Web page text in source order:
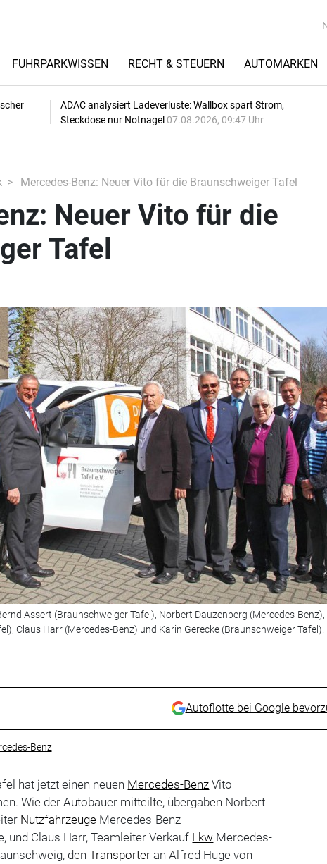
FUHRPARKWISSEN RECHT & STEUERN AUTOMARKEN
ADAC analysiert Ladeverluste: Wallbox spart Strom,
Steckdose nur Notnagel 07.08.2026, 09:47 Uhr
Mercedes-Benz: Neuer Vito für die Braunschweiger Tafel
Neuer Vito für die
Tafel
Assert (Braunschweiger Tafel), Norbert Dauzenberg (Mercedes-Benz),
Claus Harr (Mercedes-Benz) und Karin Gerecke (Braunschweiger Tafel).
Autoflotte bei Google
Benz
hat jetzt einen neuen Mercedes-Benz Vito
Wie der Autobauer mitteilte, übergaben Norbert
Nutzfahrzeuge Mercedes-Benz
und Claus Harr, Teamleiter Verkauf Lkw Mercedes-
denTransporter an Alfred Huge von